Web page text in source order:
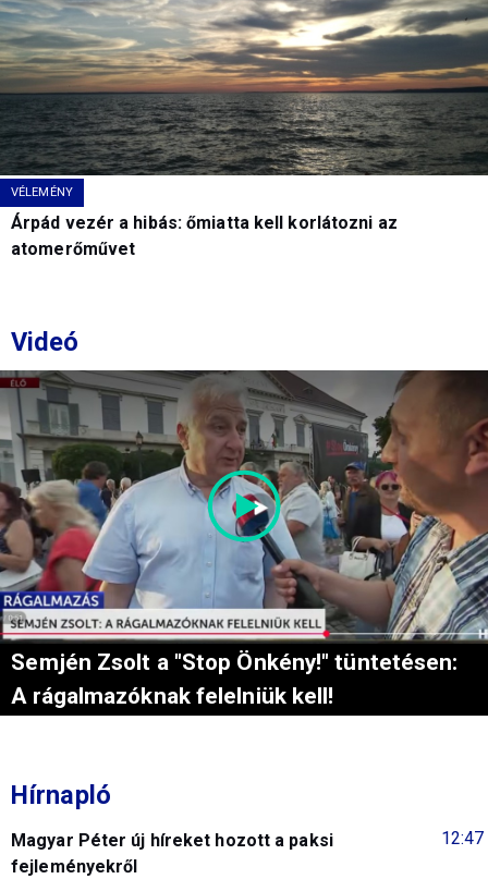
VÉLEMÉNY
Árpád vezér a hibás: őmiatta kell korlátozni az
atomerőművet
Videó
Semjén Zsolt a "Stop Önkény!" tüntetésen:
A rágalmazóknak felelniük kell!
Hírnapló
12:47
Magyar Péter új híreket hozott a paksi
fejleményekről